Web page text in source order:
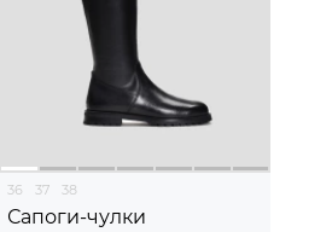
36 37 38
Сапоги-чулки